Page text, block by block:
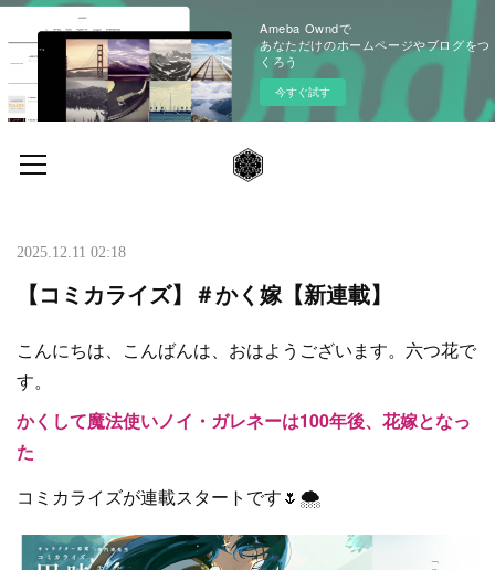
Ameba Owndで
あなただけのホームページやブログをつ
くろう
今すぐ試す
2025.12.11 02:18
【コミカライズ】＃かく嫁【新連載】
こんにちは、こんばんは、おはようございます。六つ花で
す。
かくして魔法使いノイ・ガレネーは100年後、花嫁となっ
た
コミカライズが連載スタートです🌷🌨